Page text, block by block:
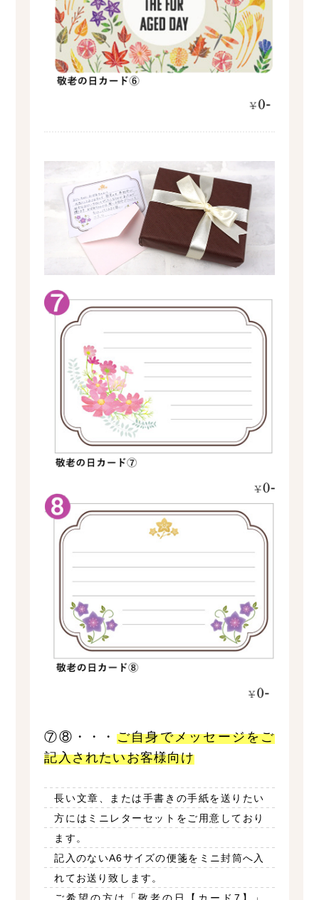
⑦⑧・・・ ご自身でメッセージをご
記入されたいお客様向け
長い文章、または手書きの手紙を送りたい
方にはミニレターセットをご用意しており
ます。
記入のないA6サイズの便箋をミニ封筒へ入
れてお送り致します。